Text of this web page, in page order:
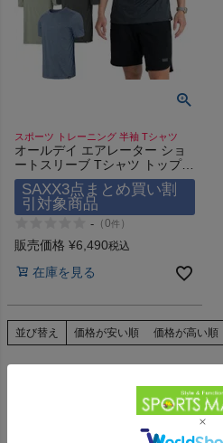
メンズカジュアルウェア
メンズスポーツウェア
レディーススポーツウェア
スポーツシューズ
スポーツ トレーニング 半袖 Tシャツ
オールデイ エアレーター ショ
ートスリーブ Tシャツ トップス
半袖 スポーツ トレーニング サ
ックスアンダーウェアー ALL
DAY AERATOR TEE SAXX
UNDERWEAR
SAXX3点まとめ買い割
引対象商品
- （0件 ）
販売価格 ¥6,490税込
在庫を見る
並び替え 価格が安い順 価格が高い順